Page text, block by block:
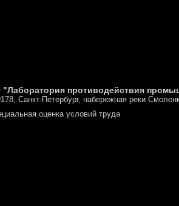
противодействия
Санкт-Петербург, набережная реки
оценка условий труда